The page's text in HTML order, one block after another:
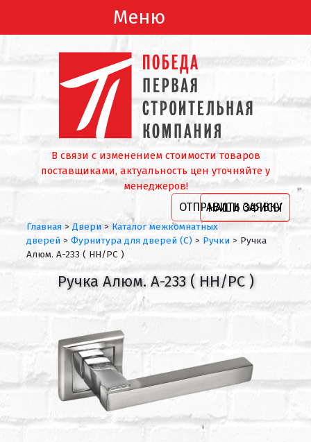
Меню
В связи с изменением стоимости товаров
поставщиками, актуальность цен уточняйте у
менеджеров!
ОТПРАВИТЬ ЗАЯВКУ
НАШИ ОФИСЫ
Главная > Двери > Каталог межкомнатных
дверей > Фурнитура для дверей (С) > Ручки > Ручка
Алюм. А-233 ( HH/PC )
Ручка Алюм. А-233 ( HH/PC )